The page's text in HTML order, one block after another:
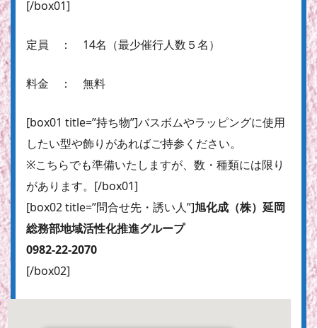
[/box01]
定員 ： 14名（最少催行人数５名）
料金 ： 無料
[box01 title=”持ち物”]バスボムやラッピングに使用
したい型や飾りがあればご持参ください。
※こちらでも準備いたしますが、数・種類には限り
があります。[/box01]
[box02 title=”問合せ先・誘い人”]旭化成（株）延岡
総務部地域活性化推進グループ
0982-22-2070
[/box02]